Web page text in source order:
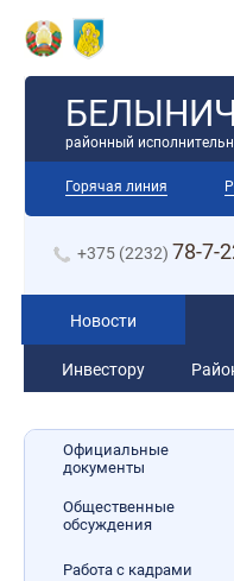
районный
Горячая линия
+375 (2232) 78-7-
Новости
Инвестору
Официальные
документы
Общественные
обсуждения
Работа с кадрами